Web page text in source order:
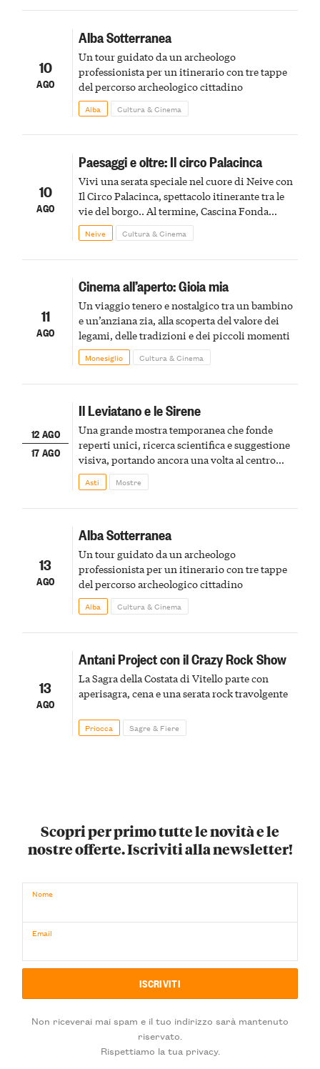
10
AGO
Alba Sotterranea
Un tour guidato da un archeologo
professionista per un itinerario con tre tappe
del percorso archeologico cittadino
Alba Cultura & Cinema
10
AGO
Paesaggi e oltre: Il circo Palacinca
Vivi una serata speciale nel cuore di Neive con
Il Circo Palacinca, spettacolo itinerante tra le
vie del borgo.. Al termine, Cascina Fonda
Winery offrirà una degustazione di due
spumanti.
Neive Cultura & Cinema
11
AGO
Cinema all’aperto: Gioia mia
Un viaggio tenero e nostalgico tra un bambino
e un’anziana zia, alla scoperta del valore dei
legami, delle tradizioni e dei piccoli momenti
Monesiglio Cultura & Cinema
12 AGO
17 AGO
Il Leviatano e le Sirene
Una grande mostra temporanea che fonde
reperti unici, ricerca scientifica e suggestione
visiva, portando ancora una volta al centro
della scena le meraviglie del passato astigiano
Asti Mostre
13
AGO
Alba Sotterranea
Un tour guidato da un archeologo
professionista per un itinerario con tre tappe
del percorso archeologico cittadino
Alba Cultura & Cinema
13
AGO
Antani Project con il Crazy Rock Show
La Sagra della Costata di Vitello parte con
aperisagra, cena e una serata rock travolgente
Priocca Sagre & Fiere
Scopri per primo tutte le novità e le
nostre offerte. Iscriviti alla newsletter!
Nome
Email
Non riceverai mai spam e il tuo indirizzo sarà mantenuto
riservato.
Rispettiamo la tua privacy.